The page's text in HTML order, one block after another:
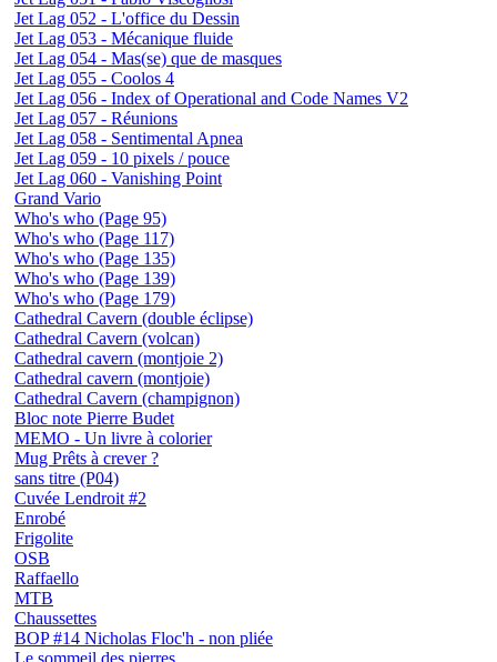
Jet Lag 052 - L'office du Dessin
Jet Lag 053 - Mécanique fluide
Jet Lag 054 - Mas(se) que de masques
Jet Lag 055 - Coolos 4
Jet Lag 056 - Index of Operational and Code Names V2
Jet Lag 057 - Réunions
Jet Lag 058 - Sentimental Apnea
Jet Lag 059 - 10 pixels / pouce
Jet Lag 060 - Vanishing Point
Grand Vario
Who's who (Page 95)
Who's who (Page 117)
Who's who (Page 135)
Who's who (Page 139)
Who's who (Page 179)
Cathedral Cavern (double éclipse)
Cathedral Cavern (volcan)
Cathedral cavern (montjoie 2)
Cathedral cavern (montjoie)
Cathedral Cavern (champignon)
Bloc note Pierre Budet
MEMO - Un livre à colorier
Mug Prêts à crever ?
sans titre (P04)
Cuvée Lendroit #2
Enrobé
Frigolite
OSB
Raffaello
MTB
Chaussettes
BOP #14 Nicholas Floc'h - non pliée
Le sommeil des pierres